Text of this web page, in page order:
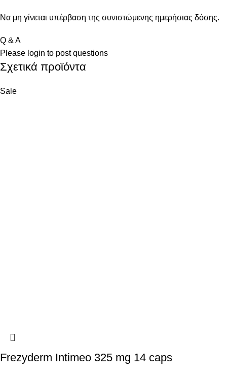
Να μη γίνεται υπέρβαση της συνιστώμενης ημερήσιας δόσης.
Q & A
Please login to post questions
Σχετικά προϊόντα
Sale
Frezyderm Intimeo 325 mg 14 caps